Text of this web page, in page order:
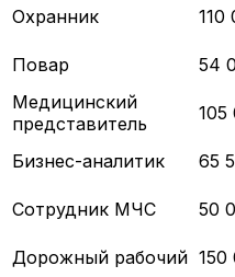
Охранник 110
Повар 54
Медицинский
представитель
105
Бизнес-аналитик 65
Сотрудник МЧС 50
Дорожный рабочий 150